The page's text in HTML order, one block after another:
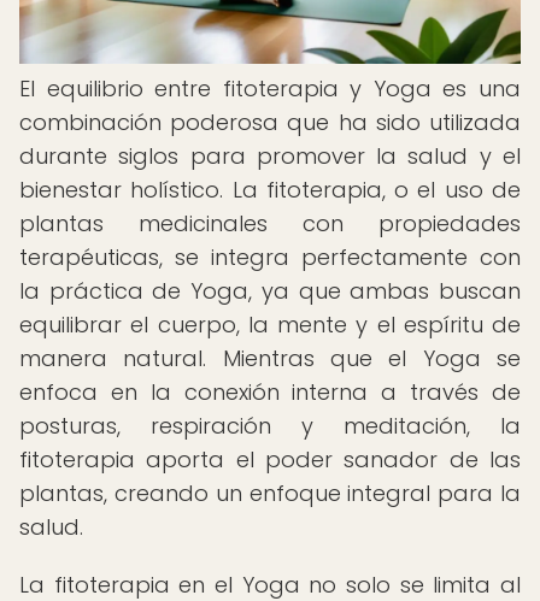
El equilibrio entre fitoterapia y Yoga es una
combinación poderosa que ha sido utilizada
durante siglos para promover la salud y el
bienestar holístico. La fitoterapia, o el uso de
plantas medicinales con propiedades
terapéuticas, se integra perfectamente con
la práctica de Yoga, ya que ambas buscan
equilibrar el cuerpo, la mente y el espíritu de
manera natural. Mientras que el Yoga se
enfoca en la conexión interna a través de
posturas, respiración y meditación, la
fitoterapia aporta el poder sanador de las
plantas, creando un enfoque integral para la
salud.
La fitoterapia en el Yoga no solo se limita al